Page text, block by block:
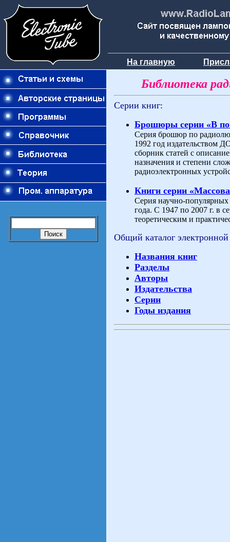
На главную
Библиотека
Серии книг:
Брошюры серии «В
Серия брошюр по
1992 год издательством
сборник статей с
назначения и степени
радиоэлектронных
Книги серии
Серия научно-
года. С 1947 по 2007 г. в
теоретическим и
Общий каталог
Названия книг
Разделы
Авторы
Издательства
Серии
Годы издания